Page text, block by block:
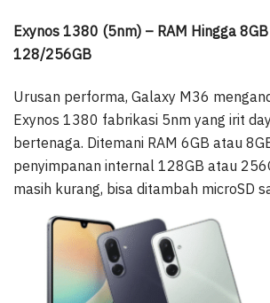
Exynos 1380 (5nm) – RAM Hingga
128/256GB
Urusan performa, Galaxy M36
Exynos 1380 fabrikasi 5nm yang irit
bertenaga. Ditemani RAM 6GB atau
penyimpanan internal 128GB atau
masih kurang, bisa ditambah microSD